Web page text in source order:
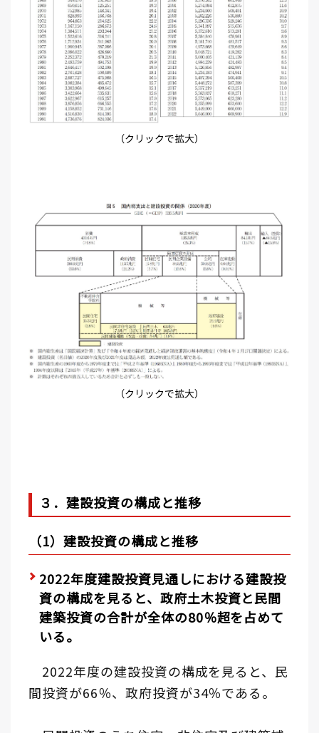
（クリックで拡大）
（クリックで拡大）
３．建設投資の構成と推移
（1）建設投資の構成と推移
2022年度建設投資見通しにおける建設投
資の構成を見ると、政府土木投資と民間
建築投資の合計が全体の80％超を占めて
いる。
2022年度の建設投資の構成を見ると、民
間投資が66％、政府投資が34％である。